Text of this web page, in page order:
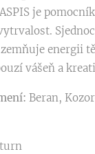
je
energii
vášeň a
Beran,